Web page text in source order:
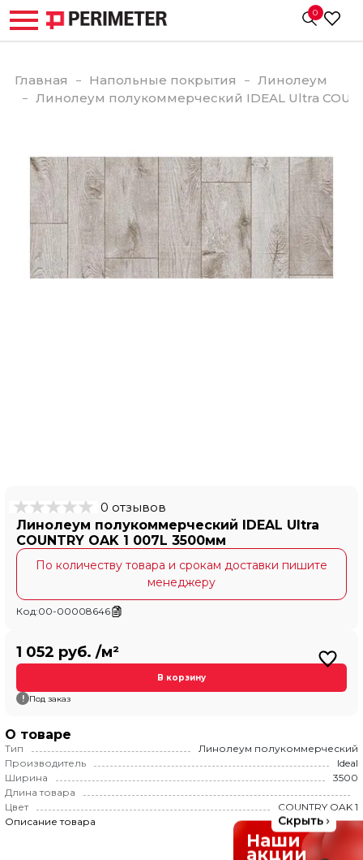
0
Главная Напольные покрытия
Линолеум
Линолеум полукоммерческий IDEAL Ultra
0 отзывов
Линолеум полукоммерческий IDEAL Ultra
COUNTRY OAK 1 007L 3500мм
По количеству товара и срокам доставки пишите
менеджеру
Код:00-00008646
1 052 руб. /м²
В корзину
Под заказ
O товаре
Тип
Линолеум полукоммерческий
Производитель
Ideal
Ширина
3500
Длина товара
Цвет
COUNTRY OAK 1
Описание товара
Скрыть
Наши
акции